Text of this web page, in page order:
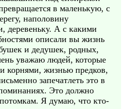
в маленькую, с
наполовину
деревеньку. А с какими
описали вы жизнь
и дедушек, родных,
уважаю людей, которые
корнями, жизнью предков,
запечатлеть это в
Это должно
Я думаю, что кто-